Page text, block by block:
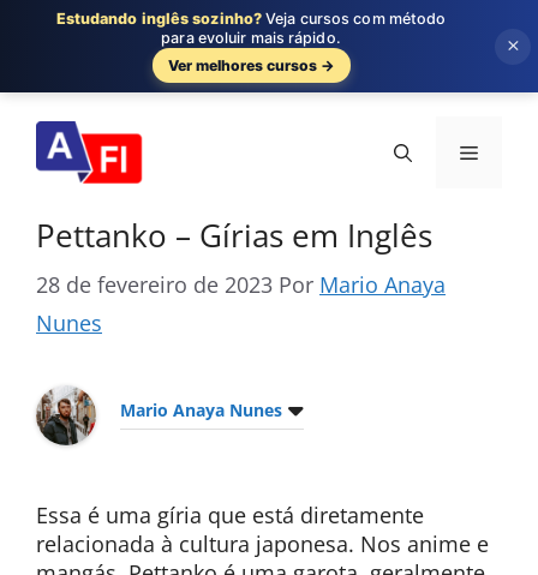
para
conteúdo
Menu
Pettanko – Gírias em Inglês
28 de fevereiro de 2023 Por Mario Anaya
Nunes
Mario Anaya Nunes
Essa é uma gíria que está diretamente
relacionada à cultura japonesa. Nos anime e
Estudando inglês sozinho? Veja cursos com método
para evoluir mais rápido.
Ver melhores cursos →
×